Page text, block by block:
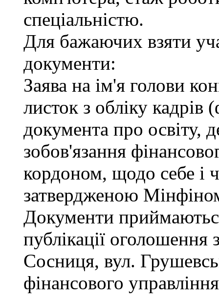
спеціальністю.
Для бажаючих взяти
документи:
Заява на ім'я голови
листок з обліку
документа про освіту,
зобов'язання
кордоном, щодо себе і
затвердженою
Документи
публікації
Сосниця, вул.
фінансового